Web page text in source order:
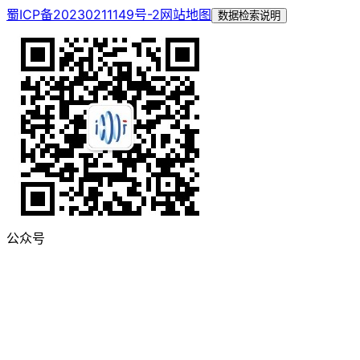
蜀ICP备20230211149号-2网站地图 数据检索说明
公众号